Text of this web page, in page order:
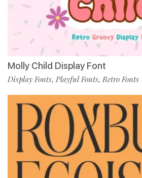
Molly Child Display Font
Display Fonts, Playful Fonts,Retro Fonts